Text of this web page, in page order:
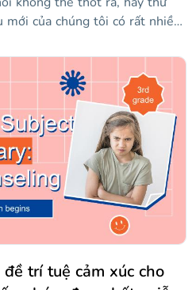
của chúng tôi có rất nhiều
đối với mẫu đặc biệt đó.
bây giờ và in tác phẩm của
có thể in được!
trí tuệ cảm xúc cho